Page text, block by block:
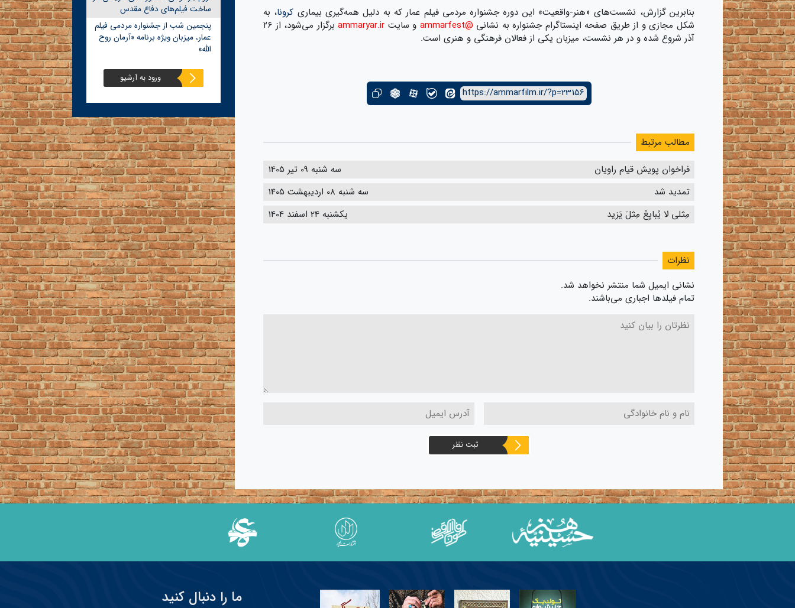
بنابرین گزارش، نشست‌‌های «هنر-واقعیت» این دوره جشنواره مردمی فیلم عمار که به دلیل همه‌گیری بیماری کرونا، به
شکل مجازی و از طریق صفحه اینستاگرام جشنواره به نشانی @ammarfest و سایت ammaryar.ir
برگزار می‌شود، از ۲۶
آذر شروع شده و در هر نشست، میزبان یکی از فعالان فرهنگی و هنری است.
https://ammarfilm.ir/?p=23156
مطالب مرتبط
فراخوان پویش قیام راویان
سه شنبه 09 تیر 1405
تمدید شد
سه شنبه 08 اردیبهشت 1405
مِثلی لا یُبایِعُ مِثلَ یَزید
یکشنبه 24 اسفند 1404
نظرات
نشانی ایمیل شما منتشر نخواهد شد.
تمام فیلدها اجباری می‌باشند.
ثبت نظر
ساخت فیلم‌های دفاع مقدس
پنجمین شب از جشنواره مردمی فیلم
عمار، میزبان ویژه برنامه «آرمان روح
الله»
ورود به آرشیو
ما را دنبال کنید